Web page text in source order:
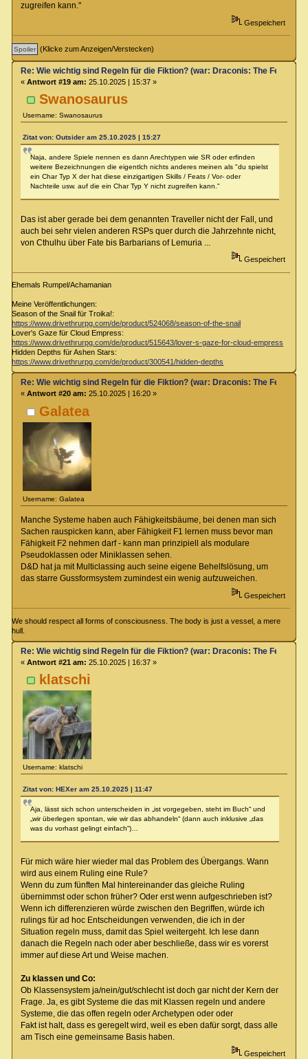
zugreifen kann."
Gespeichert
(Klicke zum Anzeigen/Verstecken)
Swanosaurus
Username: Swanosaurus
Re: Wie wichtig sind Regeln für die Fiktion? (war: Draconis: The Feel-
« Antwort #19 am: 25.10.2025 | 15:37 »
Zitat von: Outsider am 25.10.2025 | 15:27
Naja, andere Spiele nennen es dann Arechtypen wie SR oder erfinden
weitere Bezeichnungen die eigentlch nichts anderes meinen als "du spielst
ein Char Typ X der hat diese einzigartigen Skills / Feats / Vor- oder
Nachteile usw. auf die ein Char Typ Y nicht zugreifen kann."
Das ist aber gerade bei dem genannten Traveller nicht der Fall, und
auch bei sehr vielen anderen RSPs quer durch die Jahrzehnte nicht,
von Cthulhu über Fate bis Barbarians of Lemuria ...
Gespeichert
Ehemals Rumpel/Achamanian
Meine Veröffentlichungen:
Season of the Snail für Troika!:
https://www.drivethrurpg.com/de/product/524068/season-of-the-snail
Lover's Gaze für Cloud Empress:
https://www.drivethrurpg.com/de/product/515643/lover-s-gaze-for-cloud-empress
Hidden Depths für Ashen Stars:
https://www.drivethrurpg.com/de/product/300541/hidden-depths
Galatea
Username: Galatea
Re: Wie wichtig sind Regeln für die Fiktion? (war: Draconis: The Feel-
« Antwort #20 am: 25.10.2025 | 16:20 »
Manche Systeme haben auch Fähigkeitsbäume, bei denen man sich
Sachen rauspicken kann, aber Fähigkeit F1 lernen muss bevor man
Fähigkeit F2 nehmen darf - kann man prinzipiell als modulare
Pseudoklassen oder Miniklassen sehen.
D&D hat ja mit Multiclassing auch seine eigene Behelfslösung, um
das starre Gussformsystem zumindest ein wenig aufzuweichen.
Gespeichert
We should respect all forms of consciousness. The body is just a vessel, a mere
hull.
klatschi
Username: klatschi
Re: Wie wichtig sind Regeln für die Fiktion? (war: Draconis: The Feel-
« Antwort #21 am: 25.10.2025 | 16:37 »
Zitat von: HEXer am 25.10.2025 | 11:47
Aja, lässt sich schon unterscheiden in „ist vorgegeben, steht im Buch“ und
„wir überlegen spontan, wie wir das abhandeln“ (dann auch inklusive „das
was du vorhast gelingt einfach“)…
Für mich wäre hier wieder mal das Problem des Übergangs. Wann
wird aus einem Ruling eine Rule?
Wenn du zum fünften Mal hintereinander das gleiche Ruling
übernimmst oder schon früher? Oder erst wenn aufgeschrieben ist?
Wenn ich differenzieren würde zwischen den Begriffen, würde ich
rulings für ad hoc Entscheidungen verwenden, die ich in der
Situation regeln muss, damit das Spiel weitergeht. Ich lese dann
danach die Regeln nach oder aber beschließe, dass wir es vorerst
immer auf diese Art und Weise machen.
Zu klassen und Co:
Ob Klassensystem ja/nein/gut/schlecht ist doch gar nicht der Kern der
Frage. Ja, es gibt Systeme die das mit Klassen regeln und andere
Systeme, die das offen regeln oder Archetypen oder oder
Fakt ist halt, dass es geregelt wird, weil es eben dafür sorgt, dass alle
am Tisch eine gemeinsame Basis haben.
Gespeichert